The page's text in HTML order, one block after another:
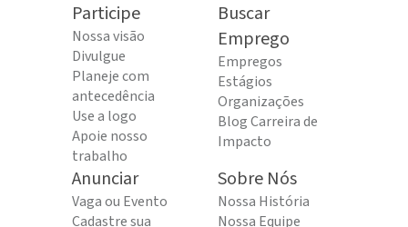
Participe
Nossa visão
Divulgue
Planeje com
antecedência
Use a logo
Apoie nosso
trabalho
Buscar
Emprego
Empregos
Estágios
Organizações
Blog Carreira de
Impacto
Anunciar
Vaga ou Evento
Cadastre sua
Sobre Nós
Nossa História
Nossa Equipe